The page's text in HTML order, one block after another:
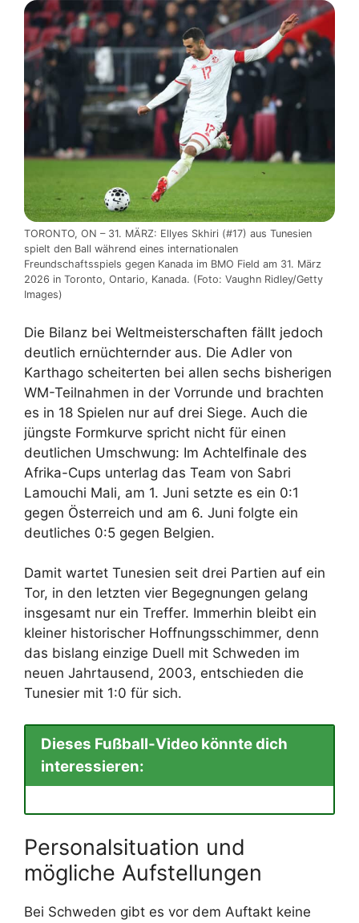
TORONTO, ON – 31. MÄRZ: Ellyes Skhiri (#17) aus Tunesien
spielt den Ball während eines internationalen
Freundschaftsspiels gegen Kanada im BMO Field am 31. März
2026 in Toronto, Ontario, Kanada. (Foto: Vaughn Ridley/Getty
Images)
Die Bilanz bei Weltmeisterschaften fällt jedoch
deutlich ernüchternder aus. Die Adler von
Karthago scheiterten bei allen sechs bisherigen
WM-Teilnahmen in der Vorrunde und brachten
es in 18 Spielen nur auf drei Siege. Auch die
jüngste Formkurve spricht nicht für einen
deutlichen Umschwung: Im Achtelfinale des
Afrika-Cups unterlag das Team von Sabri
Lamouchi Mali, am 1. Juni setzte es ein 0:1
gegen Österreich und am 6. Juni folgte ein
deutliches 0:5 gegen Belgien.
Damit wartet Tunesien seit drei Partien auf ein
Tor, in den letzten vier Begegnungen gelang
insgesamt nur ein Treffer. Immerhin bleibt ein
kleiner historischer Hoffnungsschimmer, denn
das bislang einzige Duell mit Schweden im
neuen Jahrtausend, 2003, entschieden die
Tunesier mit 1:0 für sich.
Dieses Fußball-Video könnte dich
interessieren:
Personalsituation und
mögliche Aufstellungen
Bei Schweden gibt es vor dem Auftakt keine